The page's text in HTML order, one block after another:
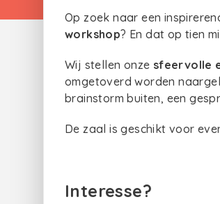
Op zoek naar een
workshop? En dat op tien
Wij stellen onze sfeervolle
omgetoverd worden
brainstorm buiten, een
De zaal is geschikt voor
Interesse?